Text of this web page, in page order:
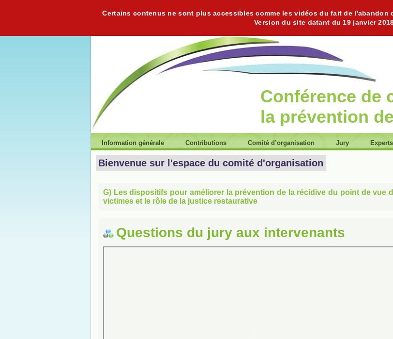
Certains contenus ne sont plus accessibles comme les vidéos du fait de
Version du site datant du 19 janvier
Conférence de
la prévention
Information générale Contributions Comité d’organisation Jury Experts
Bienvenue sur l'espace du comité d'organisation
G) Les dispositifs pour améliorer la prévention de la récidive du point de vue
victimes et le rôle de la justice restaurative
Questions du jury aux intervenants